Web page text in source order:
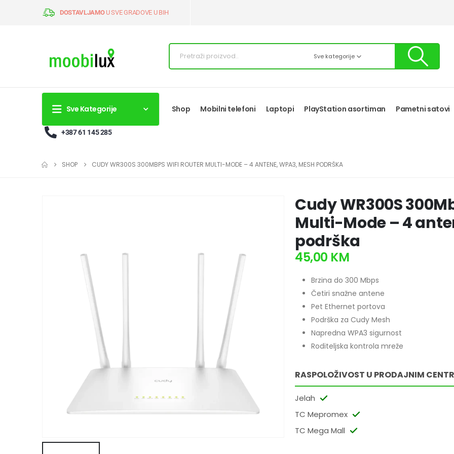
DOSTAVLJAMOU SVE GRADOVE U BIH
Sve kategorije
Sve Kategorije Shop Mobilni telefoni Laptopi PlayStation asortiman Pametni satovi
+387 61 145 285
SHOP CUDY WR300S 300MBPS WIFI ROUTER MULTI-MODE – 4 ANTENE, WPA3, MESH PODRŠKA
Cudy WR300S
Multi-Mode – 4
podrška
45,00 KM
Brzina do 300 Mbps
Četiri snažne antene
Pet Ethernet portova
Podrška za Cudy Mesh
Napredna WPA3 sigurnost
Roditeljska kontrola mreže
RASPOLOŽIVOST U PRODAJNIM
Jelah
TC Mepromex
TC Mega Mall